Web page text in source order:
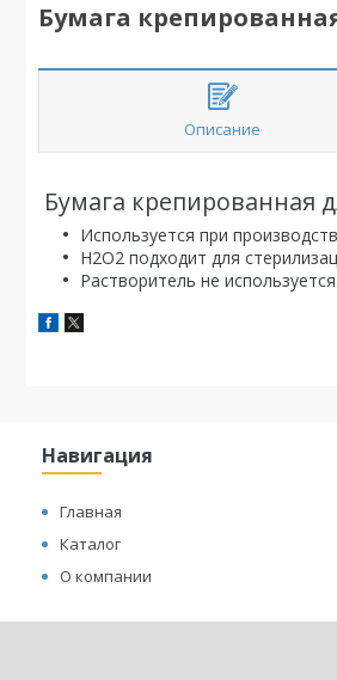
Бумага
Описание
Бумага крепированная
Используется при
H2O2 подходит для
Растворитель не используется.
Навигация
Главная
Каталог
О компании